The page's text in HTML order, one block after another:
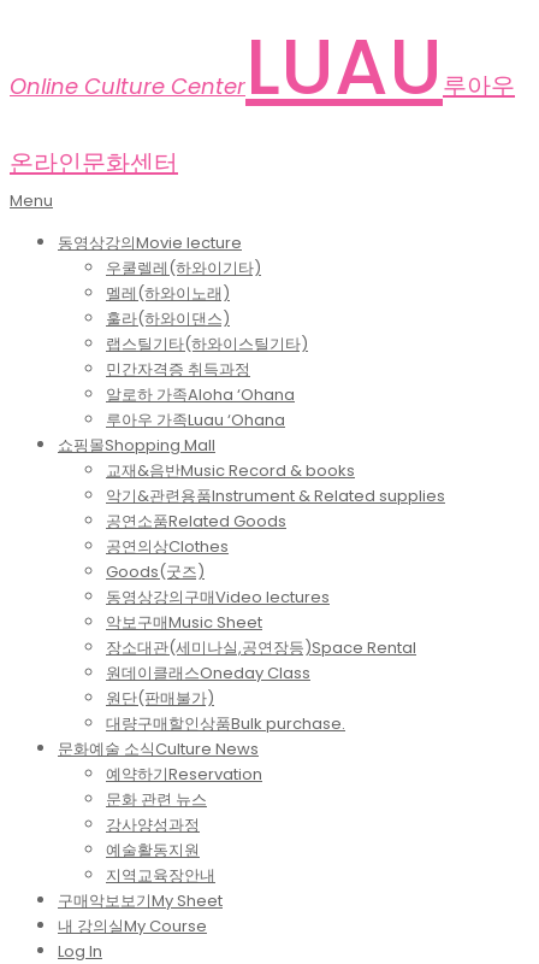
Online Culture Center LUAU 루아우
온라인문화센터
Primary
Menu
Menu
동영상강의Movie lecture
우쿨렐레(하와이기타)
멜레(하와이노래)
훌라(하와이댄스)
랩스틸기타(하와이스틸기타)
민간자격증 취득과정
알로하 가족Aloha ‘Ohana
루아우 가족Luau ‘Ohana
쇼핑몰Shopping Mall
교재&음반Music Record & books
악기&관련용품Instrument & Related supplies
공연소품Related Goods
공연의상Clothes
Goods(굿즈)
동영상강의구매Video lectures
악보구매Music Sheet
장소대관(세미나실,공연장등)Space Rental
원데이클래스Oneday Class
원단(판매불가)
대량구매할인상품Bulk purchase.
문화예술 소식Culture News
예약하기Reservation
문화 관련 뉴스
강사양성과정
예술활동지원
지역교육장안내
구매악보보기My Sheet
내 강의실My Course
Log In